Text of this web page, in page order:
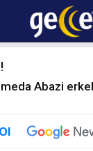
08 AĞUSTOS Cumartesi
Abazi